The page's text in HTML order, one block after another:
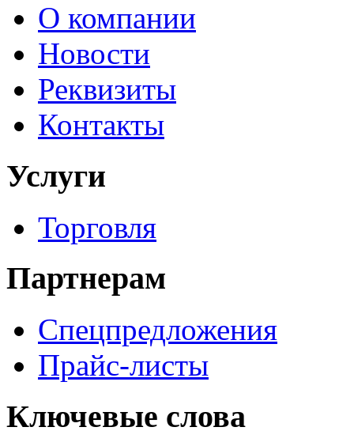
О компании
Новости
Реквизиты
Контакты
Услуги
Торговля
Партнерам
Спецпредложения
Прайс-листы
Ключевые слова